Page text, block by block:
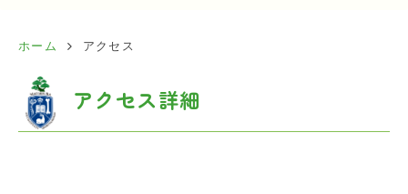
ホーム アクセス
アクセス詳細